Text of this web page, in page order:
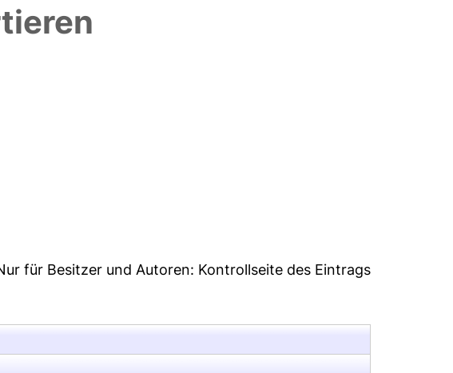
für Besitzer und Autoren: Kontrollseite des Eintrags